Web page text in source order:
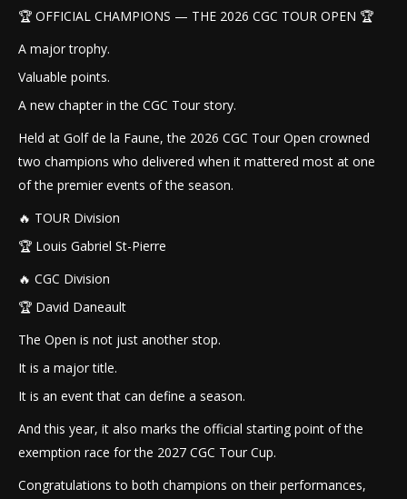
🏆 OFFICIAL CHAMPIONS — THE 2026 CGC TOUR OPEN 🏆
A major trophy.
Valuable points.
A new chapter in the CGC Tour story.
Held at Golf de la Faune, the 2026 CGC Tour Open crowned
two champions who delivered when it mattered most at one
of the premier events of the season.
🔥 TOUR Division
🏆 Louis Gabriel St-Pierre
🔥 CGC Division
🏆 David Daneault
The Open is not just another stop.
It is a major title.
It is an event that can define a season.
And this year, it also marks the official starting point of the
exemption race for the 2027 CGC Tour Cup.
Congratulations to both champions on their performances,